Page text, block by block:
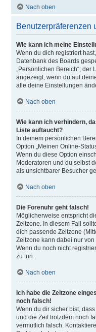
Nach oben
Benutzerpräferenzen
Wie kann ich meine
Wenn du dich registriert
Datenbank des Boards
„Persönlichen Bereich“; der
angezeigt, wenn du auf
alle deine Einstellungen
Nach oben
Wie kann ich verhindern,
Liste auftaucht?
In deinem persönlichen
Option „Meinen Online-
Wenn du diese Option
Moderatoren und du selbst
als unsichtbarer Besucher
Nach oben
Die Forenuhr geht falsch!
Möglicherweise entspricht
Zeitzone. In diesem Fall
dich passende Zeitzone
Zeitzone kann dabei nur
Wenn du noch nicht
zu tun.
Nach oben
Ich habe die Zeitzone
noch falsch!
Wenn du dir sicher bist,
und die Zeit trotzdem noch
vermutlich falsch.